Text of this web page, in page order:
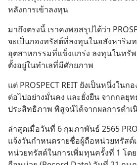
หลังการเข้าลงทุน
มาถึงตรงนี้ เราคงพอสรุปได้ว่า
จะเป็นกองทรัสต์ที่ลงทุนในอสังหาริม
อุตสาหกรรมที่แข็งแกร่ง ลงทุนในท
ตั้งอยู่ในทำเลที่มีศักยภาพ
แต่ PROSPECT REIT ยังเป็นหนึ่งใน
ต่อไปอย่างมั่นคง และยั่งยืน จากกลยุ
ประสิทธิภาพ พิสูจน์ได้จากผลการดำ
ล่าสุดเมื่อวันที่ 6 กุมภาพันธ์ 2565
แจ้งวันกำหนดรายชื่อผู้ถือหน่วยทรัสต์
หน่วยทรัสต์ในการเพิ่มทุนครั้งที่ 1 โด